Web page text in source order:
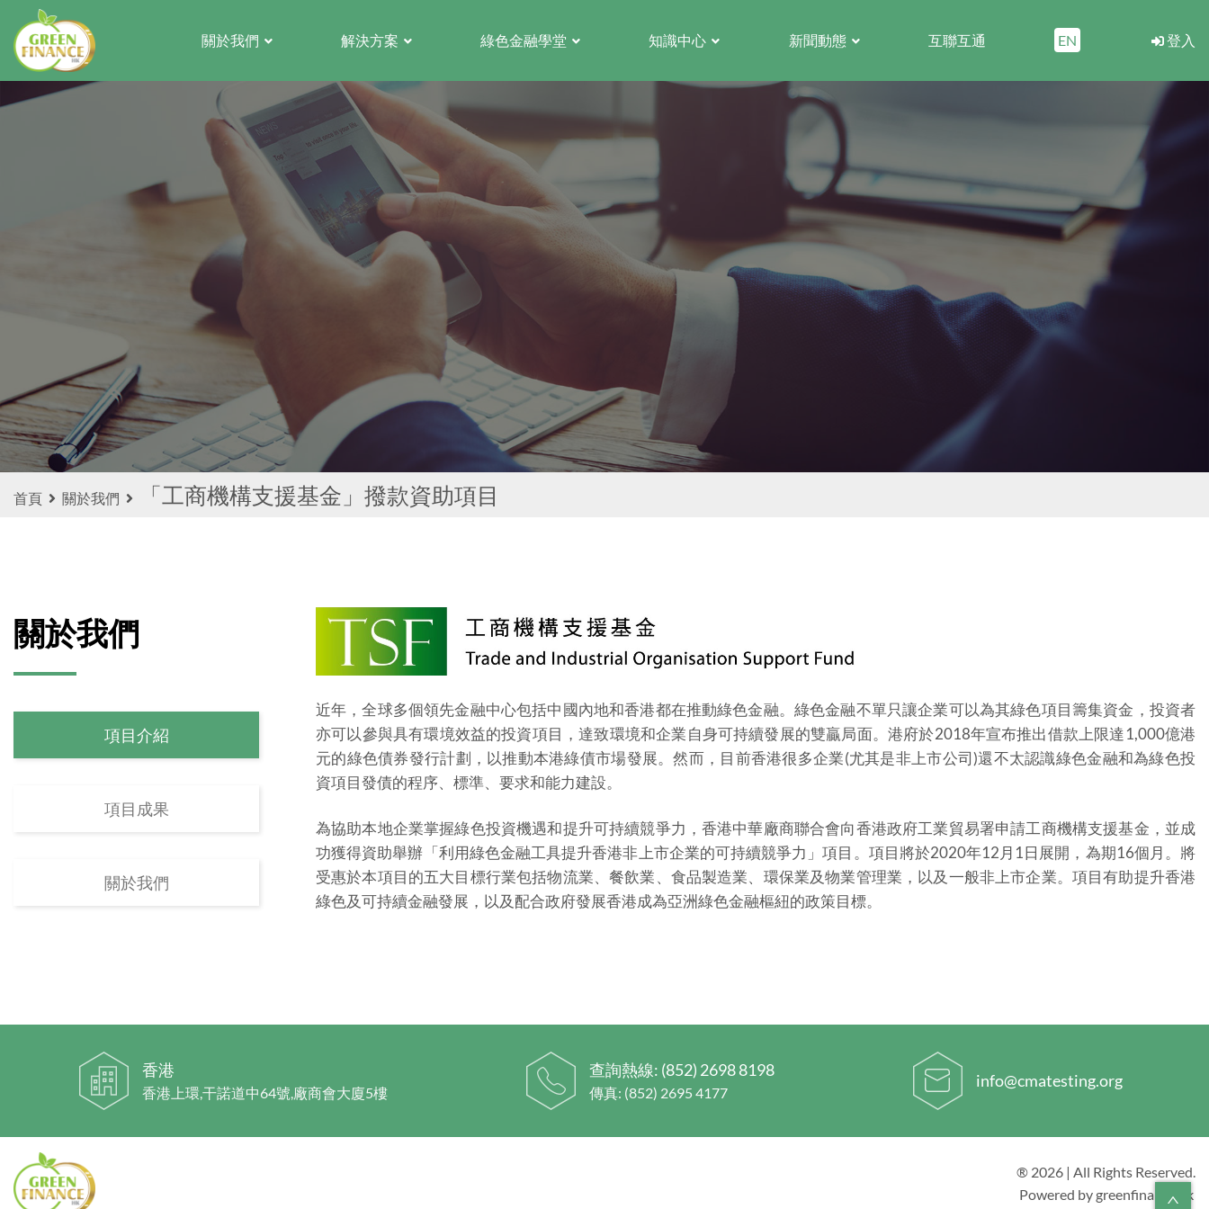
關於我們 解決方案 綠色金融學堂 知識中心 新聞動態 互聯互通 EN 登入
首頁 關於我們 「工商機構支援基金」撥款資助項目
關於我們
項目介紹
項目成果
關於我們
近年，全球多個領先金融中心包括中國內地和香港都在推動綠色金融。綠色金融不單只讓企業可以為其綠色項目籌集資金，投資者
亦可以參與具有環境效益的投資項目，達致環境和企業自身可持續發展的雙贏局面。港府於2018年宣布推出借款上限達1,000億港
元的綠色債券發行計劃，以推動本港綠債市場發展。然而，目前香港很多企業(尤其是非上市公司)還不太認識綠色金融和為綠色投
資項目發債的程序、標準、要求和能力建設。
為協助本地企業掌握綠色投資機遇和提升可持續競爭力，香港中華廠商聯合會向香港政府工業貿易署申請工商機構支援基金，並成
功獲得資助舉辦「利用綠色金融工具提升香港非上市企業的可持續競爭力」項目。項目將於2020年12月1日展開，為期16個月。將
受惠於本項目的五大目標行業包括物流業、餐飲業、食品製造業、環保業及物業管理業，以及一般非上市企業。項目有助提升香港
綠色及可持續金融發展，以及配合政府發展香港成為亞洲綠色金融樞紐的政策目標。
香港
香港上環,干諾道中64號,廠商會大廈5樓
查詢熱線: (852) 2698 8198
傳真: (852) 2695 4177
info@cmatesting.org
® 2026 | All Rights Reserved.
Powered by greenfinance.hk